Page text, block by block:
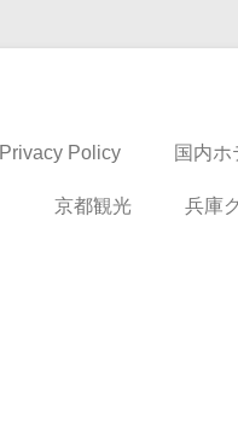
Privacy Policy 国内ホ
京都観光 兵庫